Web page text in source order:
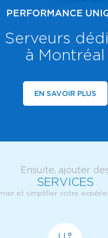
PERFORMANCE
Serveurs
à Montréal
EN SAVOIR PLUS
Ensuite, ajouter
SERVICES
et simplifier votre